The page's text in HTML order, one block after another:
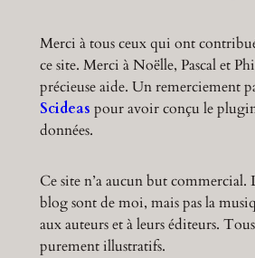
Merci à tous ceux qui ont
ce site. Merci à Noëlle, Pascal et
précieuse aide. Un remerciement
Scideas pour avoir conçu le
données.
Ce site n’a aucun but commercial.
blog sont de moi, mais pas la
aux auteurs et à leurs éditeurs.
purement illustratifs.